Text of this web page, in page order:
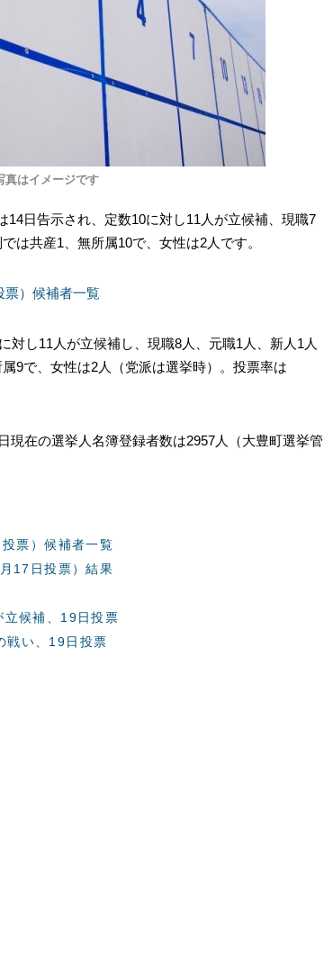
真はイメージです
日告示され、定数10に対し11人が立候補、現職7
は共産1、無所属10で、女性は2人です。
票）候補者一覧
し11人が立候補し、現職8人、元職1人、新人1人
9で、女性は2人（党派は選挙時）。投票率は
在の選挙人名簿登録者数は2957人（大豊町選挙管
票）候補者一覧
17日投票）結果
立候補、19日投票
戦い、19日投票